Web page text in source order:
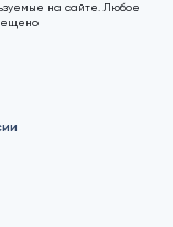
на сайте. Любое